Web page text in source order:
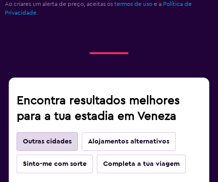
Ao criares um alerta de preço, aceitas os termos de uso e a Política de
Privacidade.
Encontra resultados melhores
para a tua estadia em Veneza
Outras cidades Alojamentos alternativos
Sinto-me com sorte Completa a tua viagem